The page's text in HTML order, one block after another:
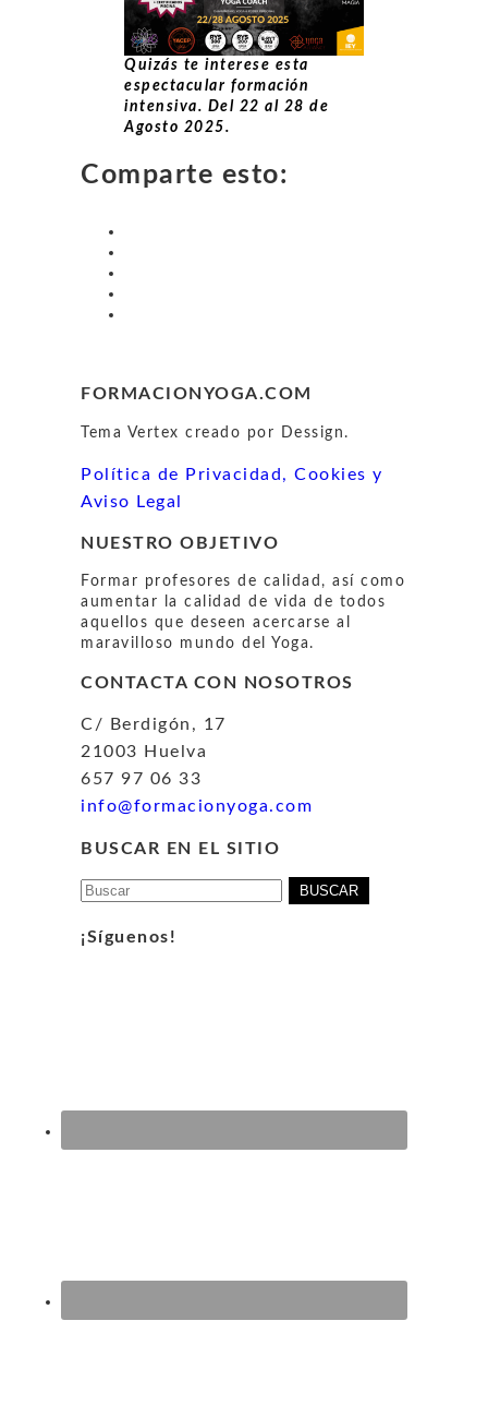
Quizás te interese esta
espectacular formación
intensiva. Del 22 al 28 de
Agosto 2025.
Comparte esto:
FORMACIONYOGA.COM
Tema Vertex creado por Dessign.
Política de Privacidad, Cookies y
Aviso Legal
NUESTRO OBJETIVO
Formar profesores de calidad, así como
aumentar la calidad de vida de todos
aquellos que deseen acercarse al
maravilloso mundo del Yoga.
CONTACTA CON NOSOTROS
C/ Berdigón, 17
21003 Huelva
657 97 06 33
info@formacionyoga.com
BUSCAR EN EL SITIO
Buscar:
¡Síguenos!